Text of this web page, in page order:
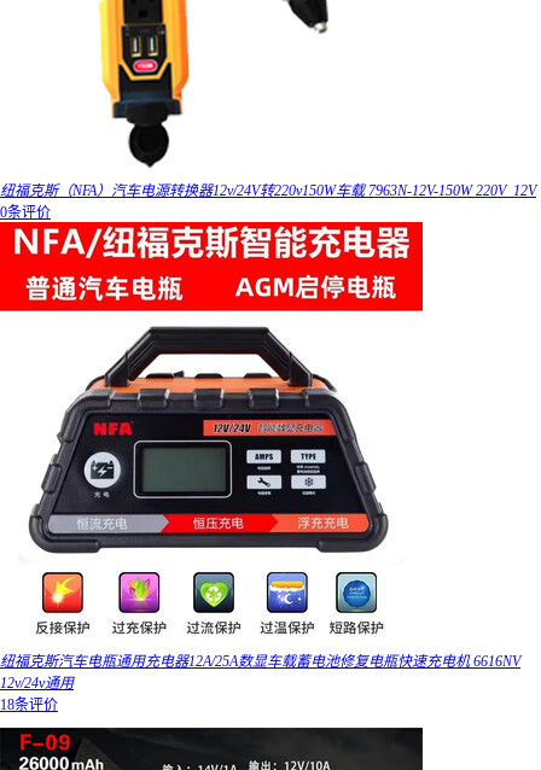
纽福克斯（NFA）汽车电源转换器12v/24V转220v150W车载 7963N-12V-150W 220V_12V
0条评价
纽福克斯汽车电瓶通用充电器12A/25A数显车载蓄电池修复电瓶快速充电机 6616NV
12v/24v通用
18条评价